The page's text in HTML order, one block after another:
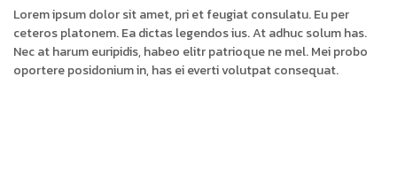
Lorem ipsum dolor sit amet, pri et feugiat consulatu. Eu per
ceteros platonem. Ea dictas legendos ius. At adhuc solum has.
Nec at harum euripidis, habeo elitr patrioque ne mel. Mei probo
oportere posidonium in, has ei everti volutpat consequat.